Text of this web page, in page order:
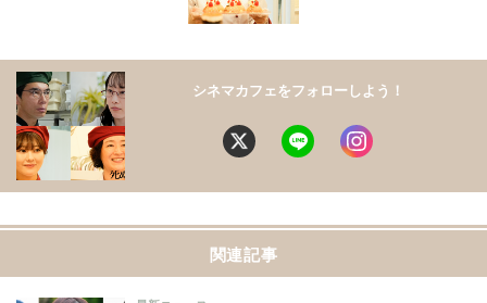
シネマカフェをフォローしよう！
関連記事